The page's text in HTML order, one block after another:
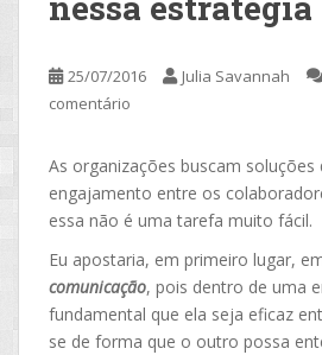
25/07/2016 Julia Savannah
comentário
As organizações buscam soluções
engajamento entre os
essa não é uma tarefa muito fácil.
Eu apostaria, em primeiro lugar,
comunicação, pois dentro de uma
fundamental que ela seja eficaz
se de forma que o outro possa